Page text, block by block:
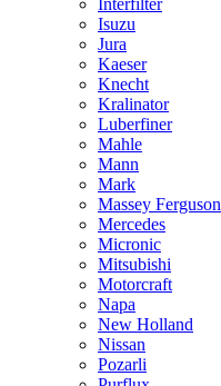
Interfilter
Isuzu
Jura
Kaeser
Knecht
Kralinator
Luberfiner
Mahle
Mann
Mark
Massey Ferguson
Mercedes
Micronic
Mitsubishi
Motorcraft
Napa
New Holland
Nissan
Pozarli